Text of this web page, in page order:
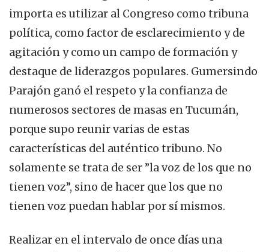
importa es utilizar al Congreso como tribuna
política, como factor de esclarecimiento y de
agitación y como un campo de formación y
destaque de liderazgos populares. Gumersindo
Parajón ganó el respeto y la confianza de
numerosos sectores de masas en Tucumán,
porque supo reunir varias de estas
características del auténtico tribuno. No
solamente se trata de ser ”la voz de los que no
tienen voz”, sino de hacer que los que no
tienen voz puedan hablar por sí mismos.
Realizar en el intervalo de once días una